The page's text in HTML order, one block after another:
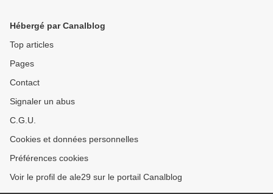
Hébergé par Canalblog
Top articles
Pages
Contact
Signaler un abus
C.G.U.
Cookies et données personnelles
Préférences cookies
Voir le profil de ale29 sur le portail Canalblog